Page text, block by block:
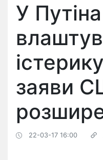
У Путіна
заяви
22-03-17 16:00